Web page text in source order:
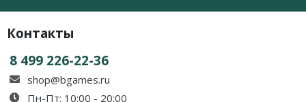
Контакты
8 499 226-22-36
shop@bgames.ru
Пн-Пт: 10:00 - 20:00